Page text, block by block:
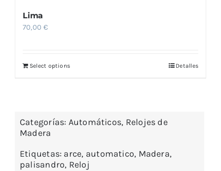
Lima
70,00€
Select options Detalles
Categorías: Automáticos, Relojes de
Madera
Etiquetas: arce, automatico, Madera,
palisandro, Reloj